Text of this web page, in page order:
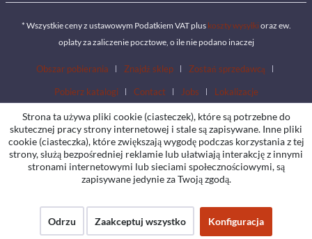
* Wszystkie ceny z ustawowym Podatkiem VAT plus koszty wysyłki oraz ew.
opłaty za zaliczenie pocztowe, o ile nie podano inaczej
Obszar pobierania Znajdź sklep Zostań sprzedawcą
Pobierz katalogi Contact Jobs Lokalizacje
Strona ta używa pliki cookie (ciasteczek), które są potrzebne do
skutecznej pracy strony internetowej i stale są zapisywane. Inne pliki
cookie (ciasteczka), które zwiększają wygodę podczas korzystania z tej
strony, służą bezpośredniej reklamie lub ułatwiają interakcję z innymi
stronami internetowymi lub sieciami społecznościowymi, są
zapisywane jedynie za Twoją zgodą.
Odrzu Zaakceptuj wszystko Konfiguracja